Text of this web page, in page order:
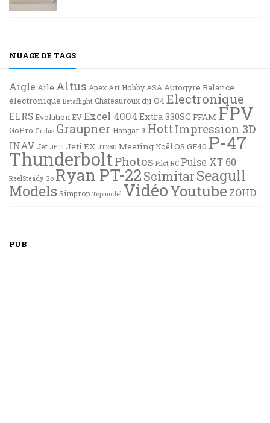
NUAGE DE TAGS
Aigle Aile Altus Apex Art Hobby ASA Autogyre Balance
électronique Betaflight Chateaurouxdji O4Electronique
ELRS Evolution EVExcel 4004 Extra 330SC FFAM FPV
GoPro Grafas Graupner Hangar 9 Hott Impression 3D
INAV Jet JETI Jeti EX JT280 Meeting Noël OS GF40 P-47
ThunderboltPhotos Pilot RC Pulse XT 60
ReelSteady Go Ryan PT-22ScimitarSeagull
ModelsSimprop Topmodel VidéoYoutube ZOHD
PUB